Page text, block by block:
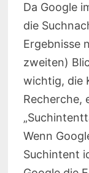
Da Google
die
Ergebnisse
zweiten)
wichtig, die
Recherche,
Wenn
Suchintent